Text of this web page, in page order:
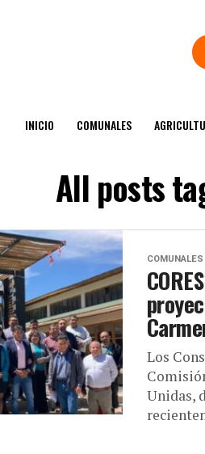
INICIO COMUNALES
All posts
COMUNALES
Los
Unidas,